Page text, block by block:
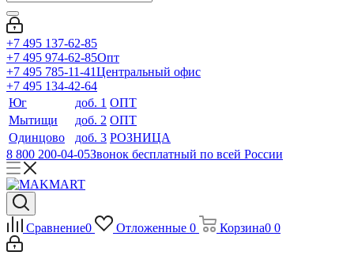
+7 495 137-62-85
+7 495 974-62-85Опт
+7 495 785-11-41Центральный офис
+7 495 134-42-64
Юг
доб. 1 ОПТ
Мытищи
доб. 2 ОПТ
Одинцово
доб. 3 РОЗНИЦА
8 800 200-04-05Звонок бесплатный по всей России
Сравнение0 Отложенные 0 Корзина0 0